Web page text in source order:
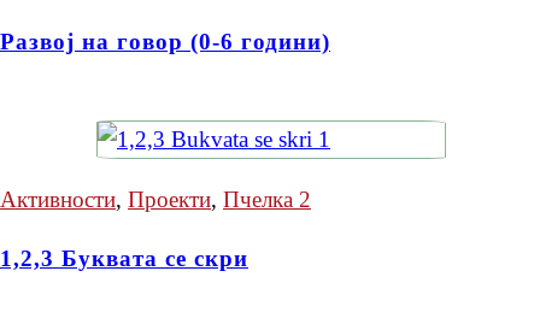
Развој на говор (0-6 години)
Активности, Проекти, Пчелка 2
1,2,3 Буквата се скри